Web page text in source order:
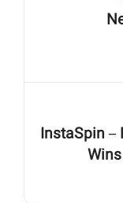
InstaSpin –